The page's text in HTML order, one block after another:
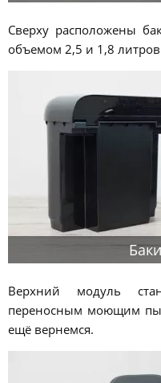
Сверху расположены
объемом 2,5 и 1,8 литров
Верхний модуль
переносным моющим
ещё вернемся.